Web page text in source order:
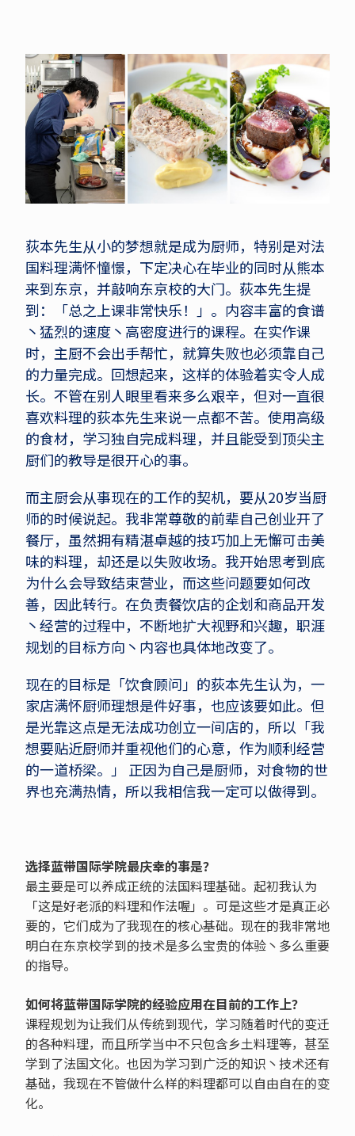
荻本先生从小的梦想就是成为厨师，特别是对法
国料理满怀憧憬，下定决心在毕业的同时从熊本
来到东京，并敲响东京校的大门。荻本先生提
到：「总之上课非常快乐！」。内容丰富的食谱
丶猛烈的速度丶高密度进行的课程。在实作课
时，主厨不会出手帮忙，就算失败也必须靠自己
的力量完成。回想起来，这样的体验着实令人成
长。不管在别人眼里看来多么艰辛，但对一直很
喜欢料理的荻本先生来说一点都不苦。使用高级
的食材，学习独自完成料理，并且能受到顶尖主
厨们的教导是很开心的事。
而主厨会从事现在的工作的契机，要从20岁当厨
师的时候说起。我非常尊敬的前辈自己创业开了
餐厅，虽然拥有精湛卓越的技巧加上无懈可击美
味的料理，却还是以失败收场。我开始思考到底
为什么会导致结束营业，而这些问题要如何改
善，因此转行。在负责餐饮店的企划和商品开发
丶经营的过程中，不断地扩大视野和兴趣，职涯
规划的目标方向丶内容也具体地改变了。
现在的目标是「饮食顾问」的荻本先生认为，一
家店满怀厨师理想是件好事，也应该要如此。但
是光靠这点是无法成功创立一间店的，所以「我
想要贴近厨师并重视他们的心意，作为顺利经营
的一道桥梁。」 正因为自己是厨师，对食物的世
界也充满热情，所以我相信我一定可以做得到。
选择蓝带国际学院最庆幸的事是？
最主要是可以养成正统的法国料理基础。起初我认为
「这是好老派的料理和作法喔」。可是这些才是真正必
要的，它们成为了我现在的核心基础。现在的我非常地
明白在东京校学到的技术是多么宝贵的体验丶多么重要
的指导。
如何将蓝带国际学院的经验应用在目前的工作上？
课程规划为让我们从传统到现代，学习随着时代的变迁
的各种料理，而且所学当中不只包含乡土料理等，甚至
学到了法国文化。也因为学习到广泛的知识丶技术还有
基础，我现在不管做什么样的料理都可以自由自在的变
化。